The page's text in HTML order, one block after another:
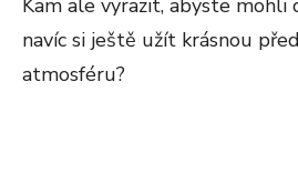
Kam ale vyrazit, abyste mohli
navíc si ještě užít krásnou
atmosféru?